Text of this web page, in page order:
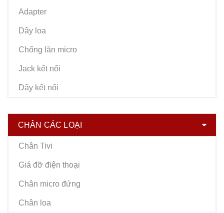
Adapter
Dây loa
Chống lăn micro
Jack kết nối
Dây kết nối
CHÂN CÁC LOẠI
Chân Tivi
Giá đỡ điện thoại
Chân micro đứng
Chân loa